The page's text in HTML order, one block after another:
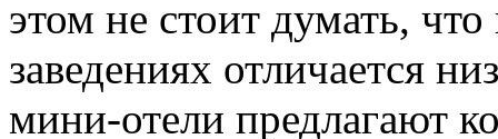
этом не стоит думать,
заведениях отличается
мини-отели предлагают